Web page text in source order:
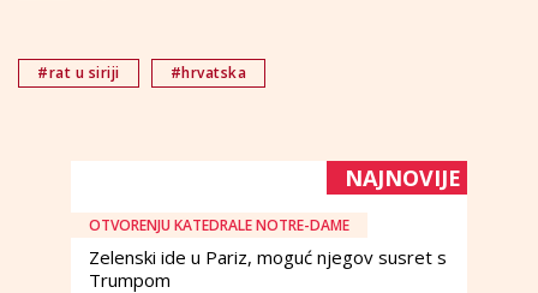
#rat u siriji #hrvatska
NAJNOVIJE
OTVORENJU KATEDRALE NOTRE-DAME
Zelenski ide u Pariz, moguć njegov susret s
Trumpom